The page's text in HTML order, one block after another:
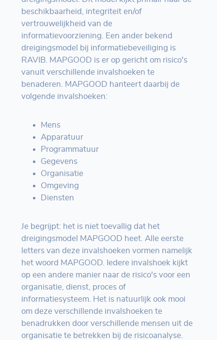
beschikbaarheid, integriteit en/of
vertrouwelijkheid van de
informatievoorziening. Een ander bekend
dreigingsmodel bij informatiebeveiliging is
RAVIB. MAPGOOD is er op gericht om risico's
vanuit verschillende invalshoeken te
benaderen. MAPGOOD hanteert daarbij de
volgende invalshoeken:
Mens
Apparatuur
Programmatuur
Gegevens
Organisatie
Omgeving
Diensten
Je begrijpt: het is niet toevallig dat het
dreigingsmodel MAPGOOD heet. Alle eerste
letters van deze invalshoeken vormen namelijk
het woord MAPGOOD. Iedere invalshoek kijkt
op een andere manier naar de risico's voor een
organisatie, dienst, proces of
informatiesysteem. Het is natuurlijk ook mooi
om deze verschillende invalshoeken te
benadrukken door verschillende mensen uit de
organisatie te betrekken bij de risicoanalyse.